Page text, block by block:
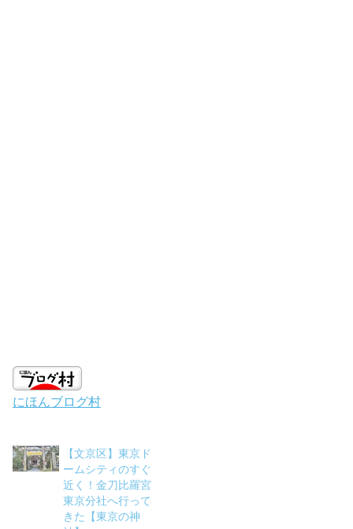
にほんブログ村
【文京区】東京ド
ームシティのすぐ
近く！金刀比羅宮
東京分社へ行って
きた【東京の神